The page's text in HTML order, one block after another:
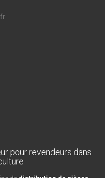
pour revendeurs dans